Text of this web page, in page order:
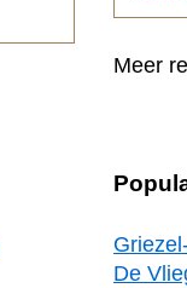
Meer
De